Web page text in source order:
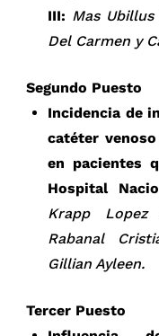
III: Mas
Del Carmen y
Segundo Puesto
Incidencia de
catéter
en pacientes
Hospital
Krapp
Rabanal
Gillian Ayleen.
Tercer Puesto